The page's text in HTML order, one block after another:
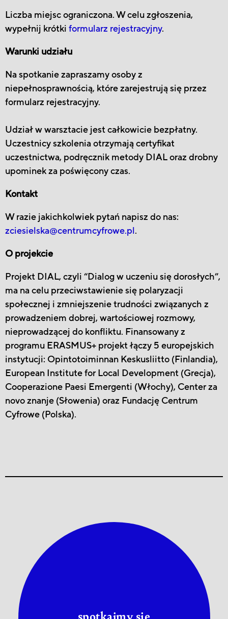
Liczba miejsc ograniczona. W celu zgłoszenia,
wypełnij krótki formularz rejestracyjny.
Warunki udziału
Na spotkanie zapraszamy osoby z
niepełnosprawnością, które zarejestrują się przez
formularz rejestracyjny.
Udział w warsztacie jest całkowicie bezpłatny.
Uczestnicy szkolenia otrzymają certyfikat
uczestnictwa, podręcznik metody DIAL oraz drobny
upominek za poświęcony czas.
Kontakt
W razie jakichkolwiek pytań napisz do nas:
zciesielska@centrumcyfrowe.pl.
O projekcie
Projekt DIAL, czyli “Dialog w uczeniu się dorosłych”,
ma na celu przeciwstawienie się polaryzacji
społecznej i zmniejszenie trudności związanych z
prowadzeniem dobrej, wartościowej rozmowy,
nieprowadzącej do konfliktu. Finansowany z
programu ERASMUS+ projekt łączy 5 europejskich
instytucji: Opintotoiminnan Keskusliitto (Finlandia),
European Institute for Local Development (Grecja),
Cooperazione Paesi Emergenti (Włochy), Center za
novo znanje (Słowenia) oraz Fundację Centrum
Cyfrowe (Polska).
spotkajmy się